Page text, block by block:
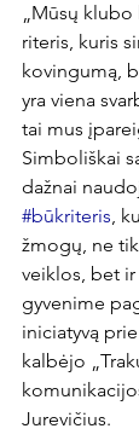
„Mūsų
riteris, kuris
kovingumą,
yra viena
tai mus
Simboliškai
dažnai
#būkriteris,
žmogų, ne
veiklos, bet
gyvenime
iniciatyvą
kalbėjo
Jurevičius.